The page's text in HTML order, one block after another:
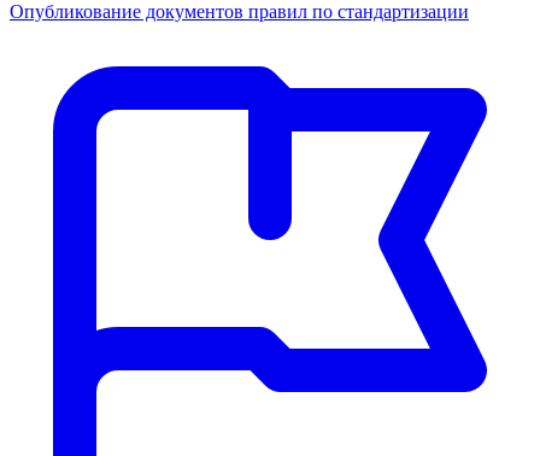
Опубликование документов правил по стандартизации